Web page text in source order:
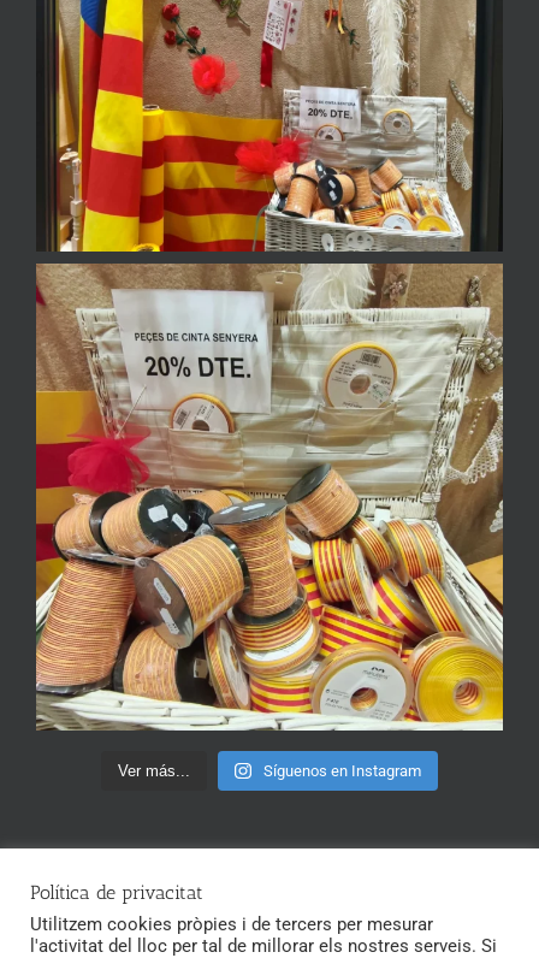
Ver más... Síguenos en Instagram
Copyright 2020 Merceria Santa Ana
Política de privacitat
Utilitzem cookies pròpies i de tercers per mesurar
l'activitat del lloc per tal de millorar els nostres serveis. Si